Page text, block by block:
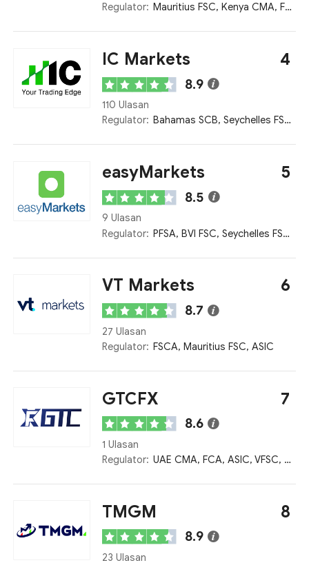
Regulator:
Mauritius FSC, Kenya CMA, FSCA, FCA
IC Markets 4
8.9
110 Ulasan
Regulator:
Bahamas SCB, Seychelles FSA, ASIC, FCA, CySEC
easyMarkets 5
8.5
9 Ulasan
Regulator:
PFSA, BVI FSC, Seychelles FSA, ASIC, CySEC
VT Markets 6
8.7
27 Ulasan
Regulator: FSCA, Mauritius FSC, ASIC
GTCFX 7
8.6
1 Ulasan
Regulator:
UAE CMA, FCA, ASIC, VFSC, FSCA
TMGM 8
8.9
23 Ulasan